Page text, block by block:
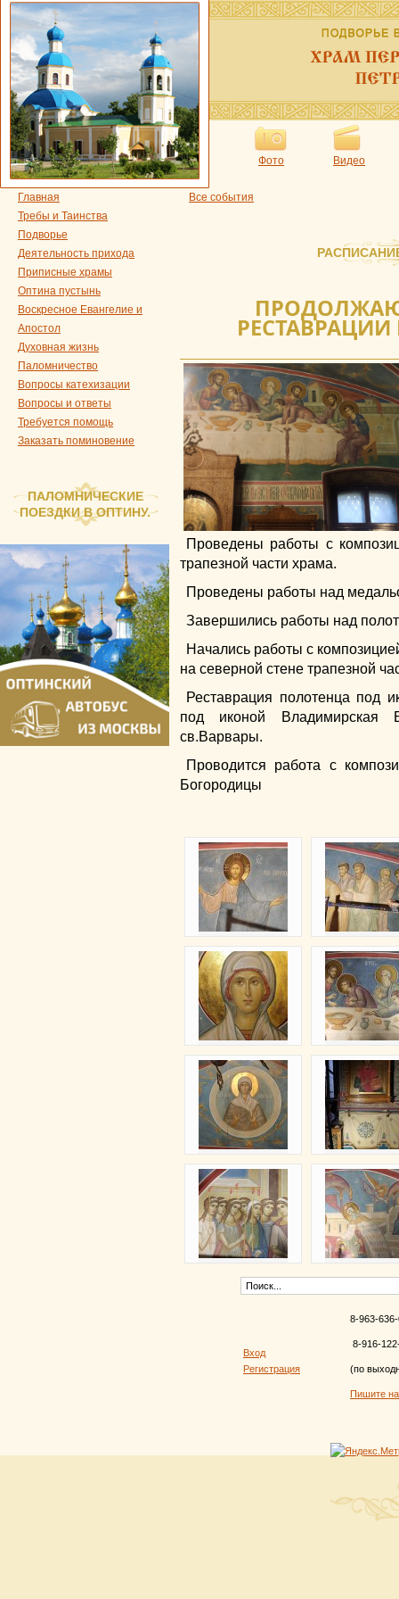
Фото Видео
Главная
Требы и Таинства
Подворье
Деятельность прихода
Приписные храмы
Оптина пустынь
Воскресное Евангелие и
Апостол
Духовная жизнь
Паломничество
Вопросы катехизации
Вопросы и ответы
Требуется помощь
Заказать поминовение
ПАЛОМНИЧЕСКИЕ
ПОЕЗДКИ В ОПТИНУ.
Все события
Проведены работы с
трапезной части храма.
Проведены работы над
Завершились работы над
Начались работы с
на северной стене трапезной
Реставрация полотенца под
под иконой Владимирская
св.Варвары.
Проводится работа с
Богородицы
Вход
Регистрация
8-963-
8-916-
(по
Пишите